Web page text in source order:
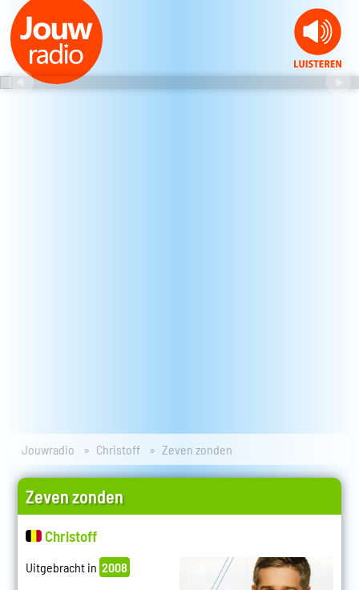
Jouwradio Christoff Zeven zonden
Zeven zonden
Christoff
Uitgebracht in 2008